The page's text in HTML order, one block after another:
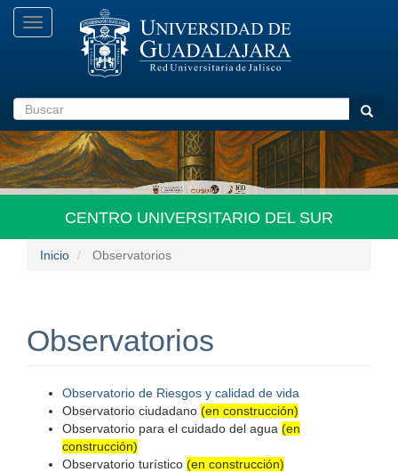
Pasar
Toggle
navigation
Buscar Buscar
CENTRO UNIVERSITARIO DEL SUR
Inicio Observatorios
Observatorios
Observatorio de Riesgos y calidad de vida
Observatorio ciudadano (en construcción)
Observatorio para el cuidado del agua (en
construcción)
Observatorio turístico (en construcción)